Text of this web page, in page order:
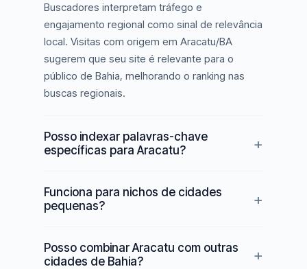
Buscadores interpretam tráfego e
engajamento regional como sinal de relevância
local. Visitas com origem em Aracatu/BA
sugerem que seu site é relevante para o
público de Bahia, melhorando o ranking nas
buscas regionais.
Posso indexar palavras-chave
específicas para Aracatu?
Funciona para nichos de cidades
pequenas?
Posso combinar Aracatu com outras
cidades de Bahia?